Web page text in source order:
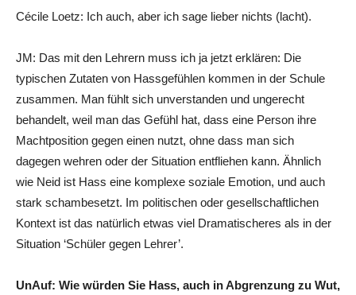
Cécile Loetz: Ich auch, aber ich sage lieber nichts (lacht).
JM: Das mit den Lehrern muss ich ja jetzt erklären: Die
typischen Zutaten von Hassgefühlen kommen in der Schule
zusammen. Man fühlt sich unverstanden und ungerecht
behandelt, weil man das Gefühl hat, dass eine Person ihre
Machtposition gegen einen nutzt, ohne dass man sich
dagegen wehren oder der Situation entfliehen kann. Ähnlich
wie Neid ist Hass eine komplexe soziale Emotion, und auch
stark schambesetzt. Im politischen oder gesellschaftlichen
Kontext ist das natürlich etwas viel Dramatischeres als in der
Situation ‘Schüler gegen Lehrer’.
UnAuf: Wie würden Sie Hass, auch in Abgrenzung zu Wut,